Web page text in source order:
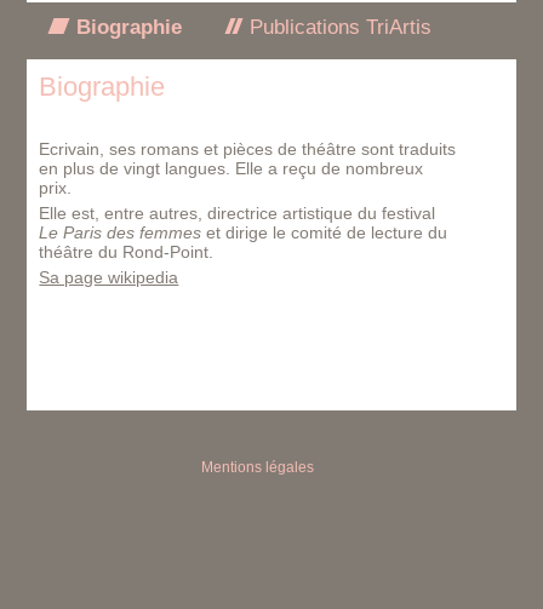
Biographie Publications TriArtis
Biographie
Ecrivain, ses romans et pièces de théâtre sont traduits
en plus de vingt langues. Elle a reçu de nombreux
prix.
Elle est, entre autres, directrice artistique du festival
Le Paris des femmes et dirige le comité de lecture du
théâtre du Rond-Point.
Sa page wikipedia
Mentions légales